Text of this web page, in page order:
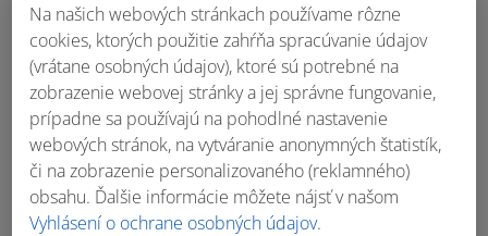
Na našich webových stránkach používame rôzne
cookies, ktorých použitie zahŕňa spracúvanie údajov
(vrátane osobných údajov), ktoré sú potrebné na
zobrazenie webovej stránky a jej správne fungovanie,
prípadne sa používajú na pohodlné nastavenie
webových stránok, na vytváranie anonymných štatistík,
či na zobrazenie personalizovaného (reklamného)
obsahu. Ďalšie informácie môžete nájsť v našom
Vyhlásení o ochrane osobných údajov.